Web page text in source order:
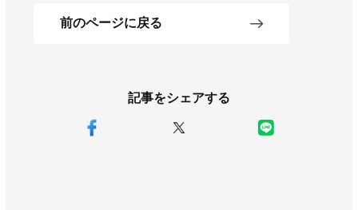
記事をシェアする
前のページに戻る